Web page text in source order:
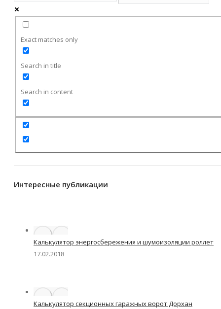
Exact matches only
Search in title
Search in content
Интересные публикации
Калькулятор энергосбережения и шумоизоляции роллет
17.02.2018
Калькулятор секционных гаражных ворот Дорхан